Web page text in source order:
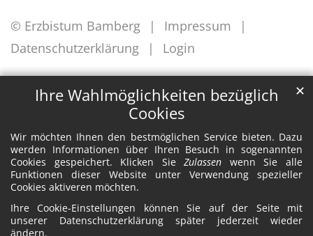
Ihre Wahlmöglichkeiten bezüglich
Cookies
Wir möchten Ihnen den bestmöglichen Service bieten. Dazu
werden Informationen über Ihren Besuch in sogenannten
Cookies gespeichert. Klicken SieZulassen wenn Sie alle
Funktionen dieser Website unter Verwendung spezieller
Cookies aktiveren möchten.
Ihre Cookie-Einstellungen können Sie auf der Seite mit
unserer Datenschutzerklärung später jederzeit wieder
ändern.
✕
© Erzbistum Bamberg
Impressum
Datenschutzerklärung
Login